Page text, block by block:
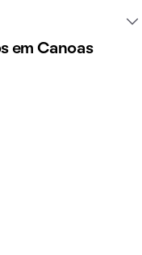
em Canoas